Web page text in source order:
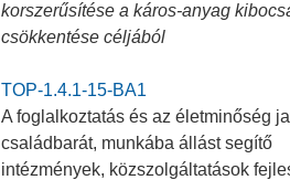
korszerűsítése a káros-anyag
csökkentése céljából
TOP-1.4.1-15-BA1
A foglalkoztatás és az életminőség
családbarát, munkába állást segítő
intézmények, közszolgáltatások